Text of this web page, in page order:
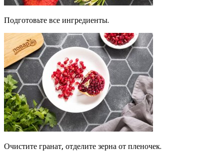
Подготовьте все ингредиенты.
Очистите гранат, отделите зерна от пленочек.